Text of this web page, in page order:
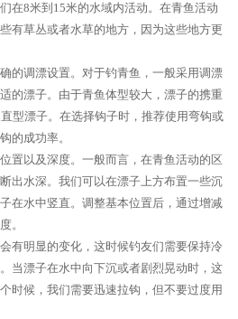
在8米到15米的水域内活动。在青鱼活动
有草丛或者水草的地方，因为这些地方更
的调漂设置。对于钓青鱼，一般采用调漂
的漂子。由于青鱼体型较大，漂子的携重
型漂子。在选择钩子时，推荐使用弯钩或
的成功率。
置以及深度。一般而言，在青鱼活动的区
出水深。我们可以在漂子上方布置一些沉
在水中竖直。调整基本位置后，通过增减
。
有明显的变化，这时候钓友们需要保持冷
当漂子在水中向下沉或者剧烈晃动时，这
时候，我们需要迅速拉钩，但不要过度用